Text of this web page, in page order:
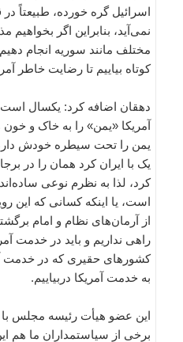
اسرائیل گره خورده، طبیعتاً
نمی‌آید، بنابراین اگر
مختلف مانند سوریه انجام
کوتاه بیاییم تا رضایت خاطر
دهقان اضافه کرد: یکسال است
آمریکا «یمن» را به خاک و
یمن را تحت سیطره خودش
یک با ایران کرد همان را در
کرد، لذا به نظرم نوعی
است، یا اینکه کسانی که این
از آرمان‌های نظام و امام
راهی نداریم و باید در خدمت
کشورهای حقیری که در خدمت
به خدمت آمریکا دربیاییم.
این عضو هیأت رئیسه مجلس با
برخی از سیاستمداران ما هم